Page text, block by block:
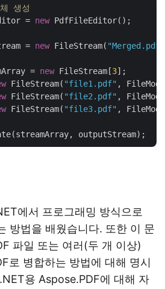
생성
= new
= new FileStream( "Merged.pdf"
= new FileStream[3];
FileStream( "file1.pdf" ,
FileStream( "file2.pdf" ,
FileStream( "file3.pdf"
에서 프로그래밍 방식으로
방법을 배웠습니다. 또한 이 문
파일 또는 여러(두 개 이상)
로 병합하는 방법에 대해 명시
용 Aspose.PDF에 대해 자